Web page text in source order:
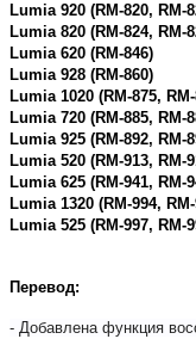
Lumia 920 (RM-820, RM-
Lumia 820 (RM-824, RM-
Lumia 620 (RM-846)
Lumia 928 (RM-860)
Lumia 1020 (RM-875,
Lumia 720 (RM-885, RM-
Lumia 925 (RM-892, RM-
Lumia 520 (RM-913, RM-
Lumia 625 (RM-941, RM-
Lumia 1320 (RM-994,
Lumia 525 (RM-997, RM-
Перевод:
- Добавлена функция